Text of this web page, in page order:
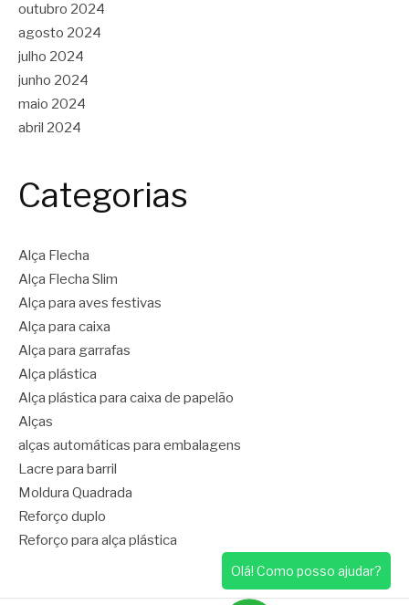
outubro 2024
agosto 2024
julho 2024
junho 2024
maio 2024
abril 2024
Categorias
Alça Flecha
Alça Flecha Slim
Alça para aves festivas
Alça para caixa
Alça para garrafas
Alça plástica
Alça plástica para caixa de papelão
Alças
alças automáticas para embalagens
Lacre para barril
Moldura Quadrada
Reforço duplo
Reforço para alça plástica
Olá! Como posso ajudar?